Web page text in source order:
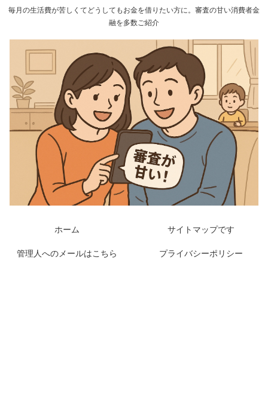
毎月の生活費が苦しくてどうしてもお金を借りたい方に。審査の甘い消費者金
融を多数ご紹介
ホーム サイトマップです
管理人へのメールはこちら プライバシーポリシー